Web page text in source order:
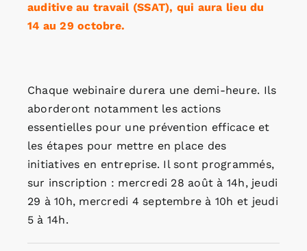
auditive au travail (SSAT), qui aura lieu du
14 au 29 octobre.
Chaque webinaire durera une demi-heure. Ils
aborderont notamment les actions
essentielles pour une prévention efficace et
les étapes pour mettre en place des
initiatives en entreprise. Il sont programmés,
sur inscription : mercredi 28 août à 14h, jeudi
29 à 10h, mercredi 4 septembre à 10h et jeudi
5 à 14h.